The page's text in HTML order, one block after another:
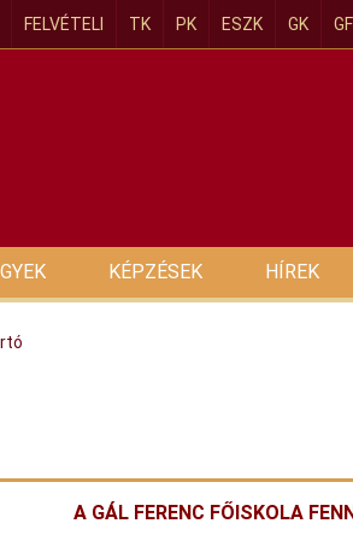
FELVÉTELI TK PK ESZK GK
KÉPZÉSEK HÍREK
A GÁL FERENC FŐISKOLA